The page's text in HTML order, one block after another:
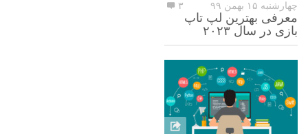
چهارشنبه ۱۵ بهمن ۹۹ ۳
معرفی بهترین لپ تاپ
بازی در سال ۲۰۲۳